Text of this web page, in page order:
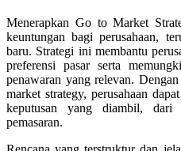
Menerapkan Go to Market
keuntungan bagi perusahaan,
baru. Strategi ini membantu
preferensi pasar serta
penawaran yang relevan.
market strategy, perusahaan
keputusan yang diambil, dari
pemasaran.